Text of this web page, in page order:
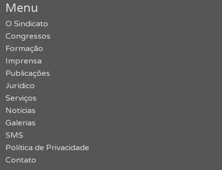
Menu
O Sindicato
Congressos
Formação
Imprensa
Publicações
Jurídico
Serviços
Notícias
Galerias
SMS
Política de Privacidade
Contato